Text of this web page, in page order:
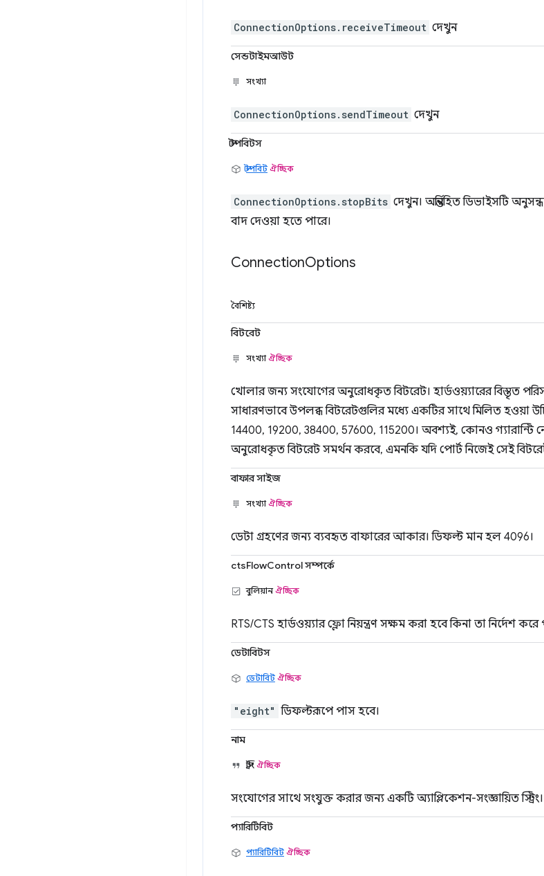
ConnectionOptions.receiveTimeout দেখুন
সেন্ডটাইমআউট
সংখ্যা
ConnectionOptions.sendTimeout দেখুন
স্টপবিটস
স্টপবিট ঐচ্ছিক
ConnectionOptions.stopBits দেখুন। অন্তর্নিহিত ডিভাইসটি
বাদ দেওয়া হতে পারে।
ConnectionOptions
বৈশিষ্ট্য
বিটরেট
সংখ্যাঐচ্ছিক
খোলার জন্য সংযোগের অনুরোধকৃত বিটরেট। হার্ডওয়্যারের বিস্তৃত
সাধারণভাবে উপলব্ধ বিটরেটগুলির মধ্যে একটির সাথে মিলিত হওয়া
14400, 19200, 38400, 57600, 115200। অবশ্যই, কোনও গ্যারান্টি
অনুরোধকৃত বিটরেট সমর্থন করবে, এমনকি যদি পোর্ট নিজেই সেই
বাফার সাইজ
সংখ্যাঐচ্ছিক
ডেটা গ্রহণের জন্য ব্যবহৃত বাফারের আকার। ডিফল্ট মান হল 4096।
ctsFlowControl সম্পর্কে
বুলিয়ানঐচ্ছিক
RTS/CTS হার্ডওয়্যার ফ্লো নিয়ন্ত্রণ সক্ষম করা হবে কিনা তা নির্দেশ
ডেটাবিটস
ডেটাবিট ঐচ্ছিক
"eight" ডিফল্টরূপে পাস হবে।
নাম
স্ট্রিং ঐচ্ছিক
সংযোগের সাথে সংযুক্ত করার জন্য একটি অ্যাপ্লিকেশন-সংজ্ঞায়িত স্ট্রিং।
প্যারিটিবিট
প্যারিটিবিট ঐচ্ছিক